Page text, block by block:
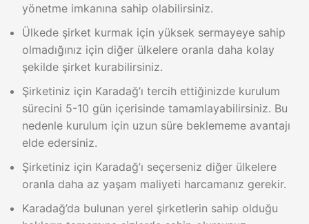
yönetme imkanına sahip olabilirsiniz.
Ülkede şirket kurmak için yüksek sermayeye sahip
olmadığınız için diğer ülkelere oranla daha kolay
şekilde şirket kurabilirsiniz.
Şirketiniz için Karadağ’ı tercih ettiğinizde kurulum
sürecini 5-10 gün içerisinde tamamlayabilirsiniz. Bu
nedenle kurulum için uzun süre beklememe avantajı
elde edersiniz.
Şirketiniz için Karadağ’ı seçerseniz diğer ülkelere
oranla daha az yaşam maliyeti harcamanız gerekir.
Karadağ’da bulunan yerel şirketlerin sahip olduğu